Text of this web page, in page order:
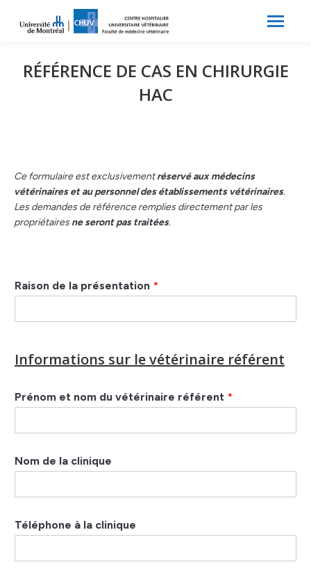
RÉFÉRENCE DE CAS EN CHIRURGIE
HAC
Ce formulaire est exclusivementréservé aux médecins
vétérinaires et au personnel des établissements vétérinaires.
Les demandes de référence remplies directement par les
propriétairesne seront pas traitées.
Raison de la présentation *
Informations sur le vétérinaire référent
Prénom et nom du vétérinaire référent *
Nom de la clinique
Téléphone à la clinique